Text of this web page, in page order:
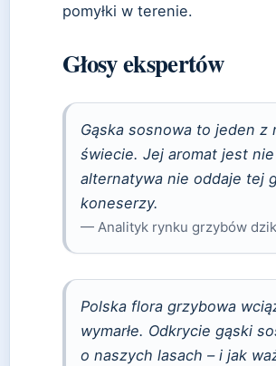
pomyłki w terenie.
Głosy ekspertów
Gąska sosnowa to jeden
świecie. Jej aromat jest
alternatywa nie oddaje tej
koneserzy.
— Analityk rynku grzybów
Polska flora grzybowa
wymarłe. Odkrycie gąski
o naszych lasach – i jak